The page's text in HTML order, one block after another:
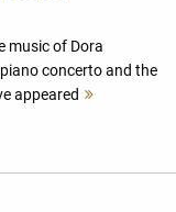
music of Dora
concerto and the
appeared